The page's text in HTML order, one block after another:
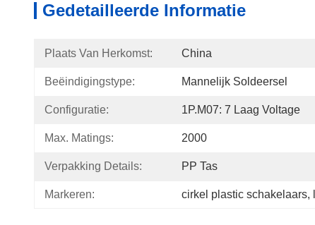
Gedetailleerde Informatie
Plaats Van Herkomst: China
Beëindigingstype: Mannelijk Soldeersel
Configuratie: 1P.M07: 7 Laag Voltage
Max. Matings: 2000
Verpakking Details: PP Tas
Markeren: cirkel plastic schakelaars,